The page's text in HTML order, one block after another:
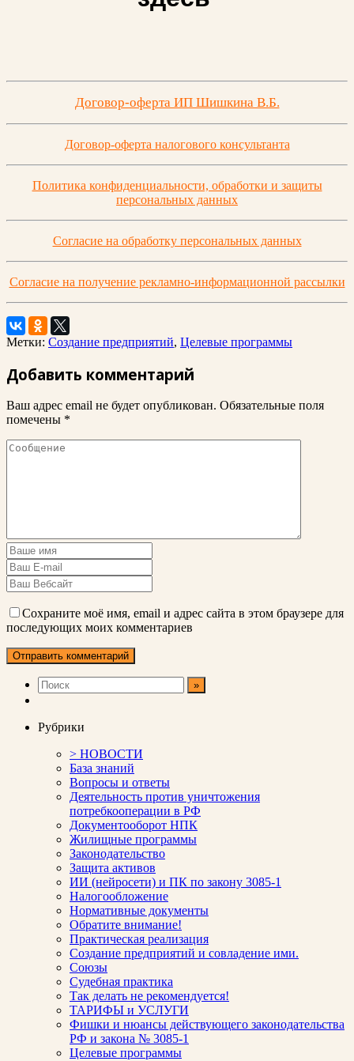
Договор-оферта ИП Шишкина В.Б.
Договор-оферта налогового консультанта
Политика конфиденциальности, обработки и защиты
персональных данных
Согласие на обработку персональных данных
Согласие на получение рекламно-информационной рассылки
Метки: Создание предприятий, Целевые программы
Добавить комментарий
Ваш адрес email не будет опубликован. Обязательные поля
помечены *
Сохраните моё имя, email и адрес сайта в этом браузере для
последующих моих комментариев
Рубрики
> НОВОСТИ
База знаний
Вопросы и ответы
Деятельность против уничтожения
потребкооперации в РФ
Документооборот НПК
Жилищные программы
Законодательство
Защита активов
ИИ (нейросети) и ПК по закону 3085-1
Налогообложение
Нормативные документы
Обратите внимание!
Практическая реализация
Создание предприятий и совладение ими.
Союзы
Судебная практика
Так делать не рекомендуется!
ТАРИФЫ и УСЛУГИ
Фишки и нюансы действующего законодательства
РФ и закона № 3085-1
Целевые программы